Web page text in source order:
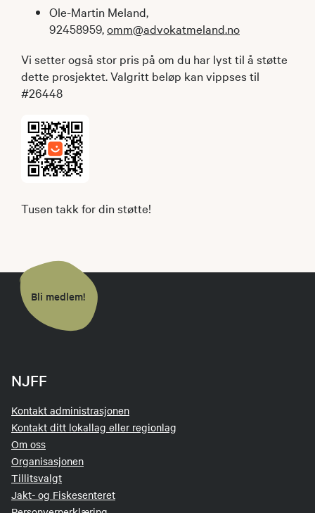
Ole-Martin Meland,
92458959,omm@advokatmeland.no
Vi setter også stor pris på om du har lyst til å støtte
dette prosjektet. Valgritt beløp kan vippses til
#26448
Tusen takk for din støtte!
Bli medlem!
NJFF
Kontakt administrasjonen
Kontakt ditt lokallag eller regionlag
Om oss
Organisasjonen
Tillitsvalgt
Jakt- og Fiskesenteret